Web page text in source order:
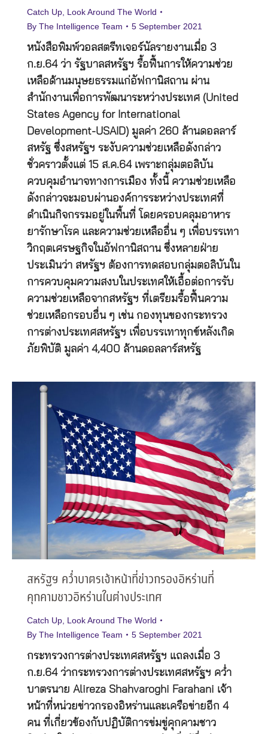
Catch Up Look Around The World
By The Intelligence Team 5 September 2021
หนังสือพิมพ์วอลสตรีทเจอร์นัลรายงานเมื่อ 3
ก.ย.64 ว่า รัฐบาลสหรัฐฯ รื้อฟื้นการให้ความช่วย
เหลือด้านมนุษยธรรมแก่อัฟกานิสถาน ผ่าน
สำนักงานเพื่อการพัฒนาระหว่างประเทศ (United
States Agency for International
Development-USAID) มูลค่า 260 ล้านดอลลาร์
สหรัฐ ซึ่งสหรัฐฯ ระงับความช่วยเหลือดังกล่าว
ชั่วคราวตั้งแต่ 15 ส.ค.64 เพราะกลุ่มตอลิบัน
ควบคุมอำนาจทางการเมือง ทั้งนี้ ความช่วยเหลือ
ดังกล่าวจะมอบผ่านองค์การระหว่างประเทศที่
ดำเนินกิจกรรมอยู่ในพื้นที่ โดยครอบคลุมอาหาร
ยารักษาโรค และความช่วยเหลืออื่น ๆ เพื่อบรรเทา
วิกฤตเศรษฐกิจในอัฟกานิสถาน ซึ่งหลายฝ่าย
ประเมินว่า สหรัฐฯ ต้องการทดสอบกลุ่มตอลิบันใน
การควบคุมความสงบในประเทศให้เอื้อต่อการรับ
ความช่วยเหลือจากสหรัฐฯ ที่เตรียมรื้อฟื้นความ
ช่วยเหลือกรอบอื่น ๆ เช่น กองทุนของกระทรวง
การต่างประเทศสหรัฐฯ เพื่อบรรเทาทุกข์หลังเกิด
ภัยพิบัติ มูลค่า 4,400 ล้านดอลลาร์สหรัฐ
สหรัฐฯ คว่ำบาตรเจ้าหน้าที่ข่าวกรองอิหร่านที่
คุกคามชาวอิหร่านในต่างประเทศ
Catch Up, Look Around The World
By The Intelligence Team 5 September 2021
กระทรวงการต่างประเทศสหรัฐฯ แถลงเมื่อ 3
ก.ย.64 ว่ากระทรวงการต่างประเทศสหรัฐฯ คว่ำ
บาตรนาย Alireza Shahvaroghi Farahani เจ้า
หน้าที่หน่วยข่าวกรองอิหร่านและเครือข่ายอีก 4
คน ที่เกี่ยวข้องกับปฏิบัติการข่มขู่คุกคามชาว